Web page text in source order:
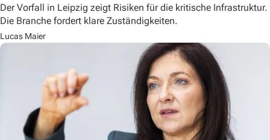
Der Vorfall in Leipzig zeigt Risiken für die kritische Infrastruktur.
Die Branche fordert klare Zuständigkeiten.
Lucas Maier